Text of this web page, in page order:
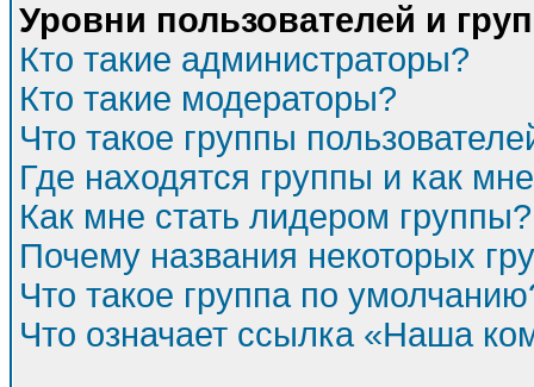
Уровни пользователей и
Кто такие администраторы?
Кто такие модераторы?
Что такое группы
Где находятся группы и как
Как мне стать лидером группы?
Почему названия некоторых
Что такое группа по
Что означает ссылка «Наша